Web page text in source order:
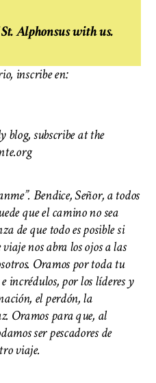
Alphonsus with us.
inscribe en:
blog, subscribe at the
Bendice, Señor, a todos
que el camino no sea
de que todo es posible si
nos abra los ojos a las
Oramos por toda tu
incrédulos, por los líderes y
el perdón, la
Oramos para que, al
ser pescadores de
viaje.